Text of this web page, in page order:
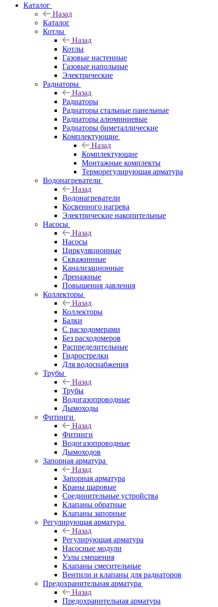
Каталог
Назад
Каталог
Котлы
Назад
Котлы
Газовые настенные
Газовые напольные
Электрические
Радиаторы
Назад
Радиаторы
Радиаторы стальные панельные
Радиаторы алюминиевые
Радиаторы биметаллические
Комплектующие
Назад
Комплектующие
Монтажные комплекты
Терморегулирующая арматура
Водонагреватели
Назад
Водонагреватели
Косвенного нагрева
Электрические накопительные
Насосы
Назад
Насосы
Циркуляционные
Скважинные
Канализационные
Дренажные
Повышения давления
Коллекторы
Назад
Коллекторы
Балки
С расходомерами
Без расходомеров
Распределительные
Гидрострелки
Для водоснабжения
Трубы
Назад
Трубы
Водогазопроводные
Дымоходы
Фитинги
Назад
Фитинги
Водогазопроводные
Дымоходов
Запорная арматура
Назад
Запорная арматура
Краны шаровые
Соединительные устройства
Клапаны обратные
Клапаны запорные
Регулирующая арматура
Назад
Регулирующая арматура
Насосные модули
Узлы смешения
Клапаны смесительные
Вентили и клапаны для радиаторов
Предохранительная арматура
Назад
Предохранительная арматура